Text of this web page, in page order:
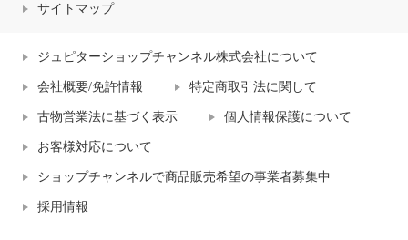
サイトマップ
ジュピターショップチャンネル株式会社について
会社概要/免許情報 特定商取引法に関して
古物営業法に基づく表示 個人情報保護について
お客様対応について
ショップチャンネルで商品販売希望の事業者募集中
採用情報